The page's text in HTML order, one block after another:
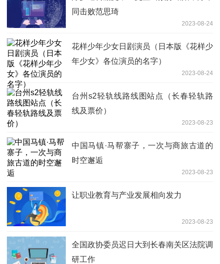
同击败范思琦
2023-08-24
花样少年少女日剧演员（日本版《花样少
年少女》各位演员的名字）
2023-08-24
台州s2轻轨线路线图站点（长春轻轨路
线及票价）
2023-08-23
中国马镇·马帮寨子，一次与商旅古道的
时空邂逅
2023-08-23
让职业教育与产业发展相向发力
2023-08-23
全国政协委员迟日大到长春南关区法院调
研工作